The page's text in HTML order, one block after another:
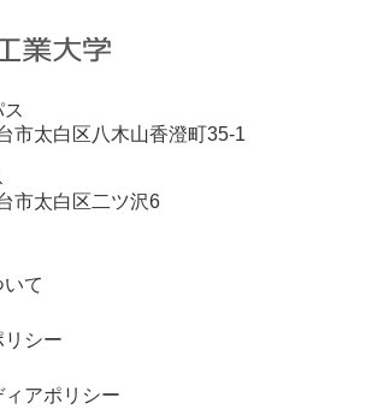
市太白区八木山香澄町35-1
市太白区二ツ沢6
て
リシー
アポリシー